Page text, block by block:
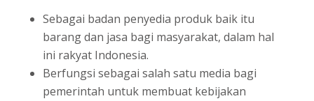
Sebagai badan penyedia produk baik itu
barang dan jasa bagi masyarakat, dalam hal
ini rakyat Indonesia.
Berfungsi sebagai salah satu media bagi
pemerintah untuk membuat kebijakan